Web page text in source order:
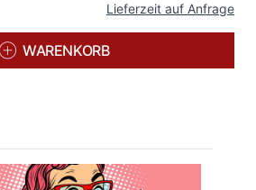
Lieferzeit auf Anfrage
WARENKORB